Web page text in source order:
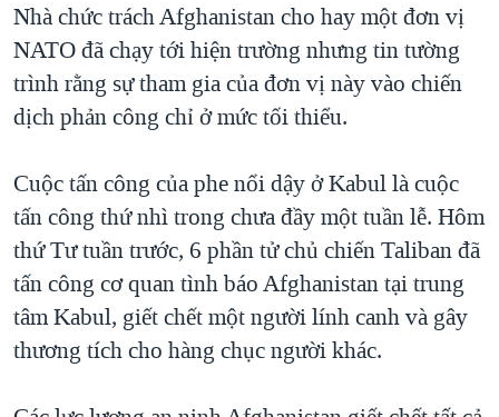
Nhà chức trách Afghanistan cho hay một đơn vị
NATO đã chạy tới hiện trường nhưng tin tường
trình rằng sự tham gia của đơn vị này vào chiến
dịch phản công chỉ ở mức tối thiểu.
Cuộc tấn công của phe nổi dậy ở Kabul là cuộc
tấn công thứ nhì trong chưa đầy một tuần lễ. Hôm
thứ Tư tuần trước, 6 phần tử chủ chiến Taliban đã
tấn công cơ quan tình báo Afghanistan tại trung
tâm Kabul, giết chết một người lính canh và gây
thương tích cho hàng chục người khác.